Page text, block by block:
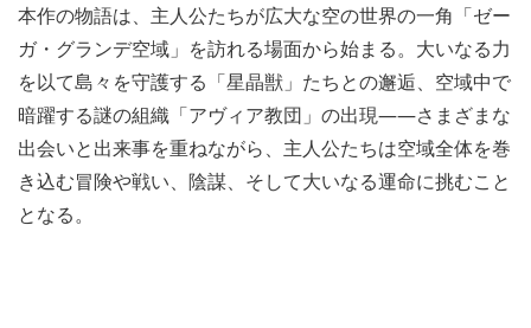
本作の物語は、主人公たちが広大な空の世界の一角「ゼー
ガ・グランデ空域」を訪れる場面から始まる。大いなる力
を以て島々を守護する「星晶獣」たちとの邂逅、空域中で
暗躍する謎の組織「アヴィア教団」の出現――さまざまな
出会いと出来事を重ねながら、主人公たちは空域全体を巻
き込む冒険や戦い、陰謀、そして大いなる運命に挑むこと
となる。